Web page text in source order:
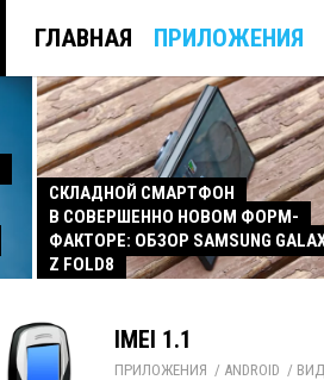
ГЛАВНАЯ ПРИЛОЖЕНИЯ
СКЛАДНОЙ СМАРТФОН
В СОВЕРШЕННО НОВОМ ФОРМ-
ФАКТОРЕ: ОБЗОР SAMSUNG
Z FOLD8
IMEI 1.1
ПРИЛОЖЕНИЯ / ANDROID /